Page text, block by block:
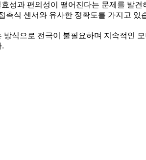
성과 편의성이 떨어진다는 문제를 발
촉식 센서와 유사한 정확도를 가지고 있
식으로 전극이 불필요하며 지속적인
.